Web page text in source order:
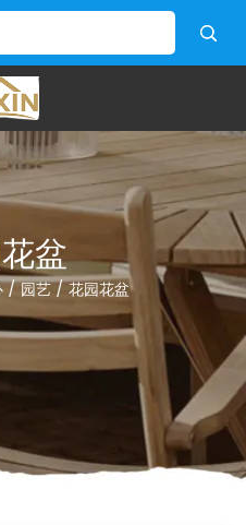
盆
/园艺/花园花盆